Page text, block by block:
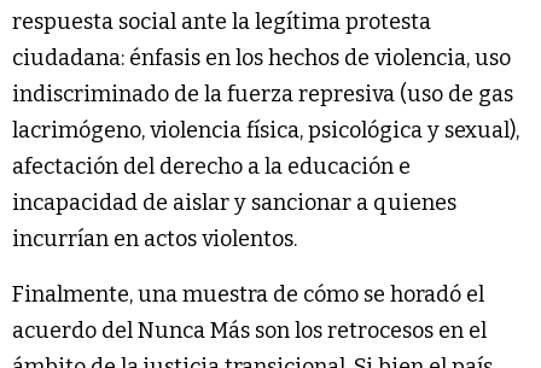
respuesta social ante la legítima protesta
ciudadana: énfasis en los hechos de violencia, uso
indiscriminado de la fuerza represiva (uso de gas
lacrimógeno, violencia física, psicológica y sexual),
afectación del derecho a la educación e
incapacidad de aislar y sancionar a quienes
incurrían en actos violentos.
Finalmente, una muestra de cómo se horadó el
acuerdo del Nunca Más son los retrocesos en el